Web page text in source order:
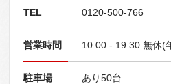
TEL 0120-500-766
営業時間 10:00 - 19:30 無休(
駐車場 あり50台